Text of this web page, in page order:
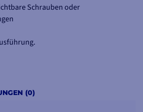
Schrauben oder
(0)